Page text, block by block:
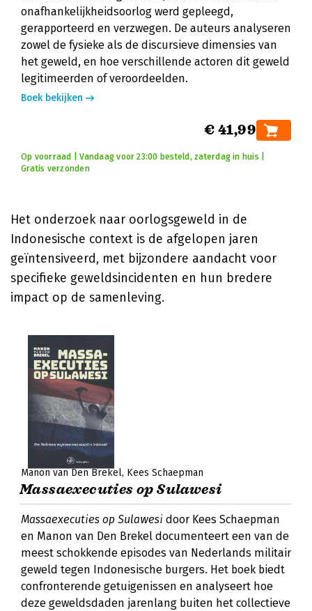
onafhankelijkheidsoorlog werd gepleegd,
gerapporteerd en verzwegen. De auteurs analyseren
zowel de fysieke als de discursieve dimensies van
het geweld, en hoe verschillende actoren dit geweld
legitimeerden of veroordeelden.
Boek bekijken
€ 41,99
Op voorraad | Vandaag voor 23:00 besteld, zaterdag in huis |
Gratis verzonden
Het onderzoek naar oorlogsgeweld in de
Indonesische context is de afgelopen jaren
geïntensiveerd, met bijzondere aandacht voor
specifieke geweldsincidenten en hun bredere
impact op de samenleving.
Manon van Den Brekel Kees Schaepman
Massaexecuties op Sulawesi
Massaexecuties op Sulawesi door Kees Schaepman
en Manon van Den Brekel documenteert een van de
meest schokkende episodes van Nederlands militair
geweld tegen Indonesische burgers. Het boek biedt
confronterende getuigenissen en analyseert hoe
deze geweldsdaden jarenlang buiten het collectieve